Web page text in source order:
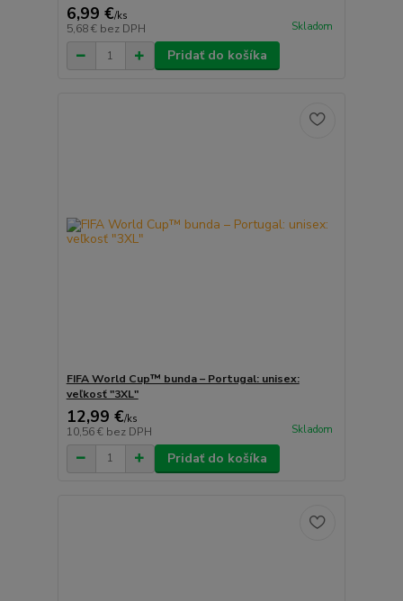
6,99 €/ks
5,68 € bez DPH Skladom
Pridať do košíka
FIFA World Cup™ bunda – Portugal: unisex:
veľkosť "3XL"
12,99 €/ks
10,56 € bez DPH Skladom
Pridať do košíka